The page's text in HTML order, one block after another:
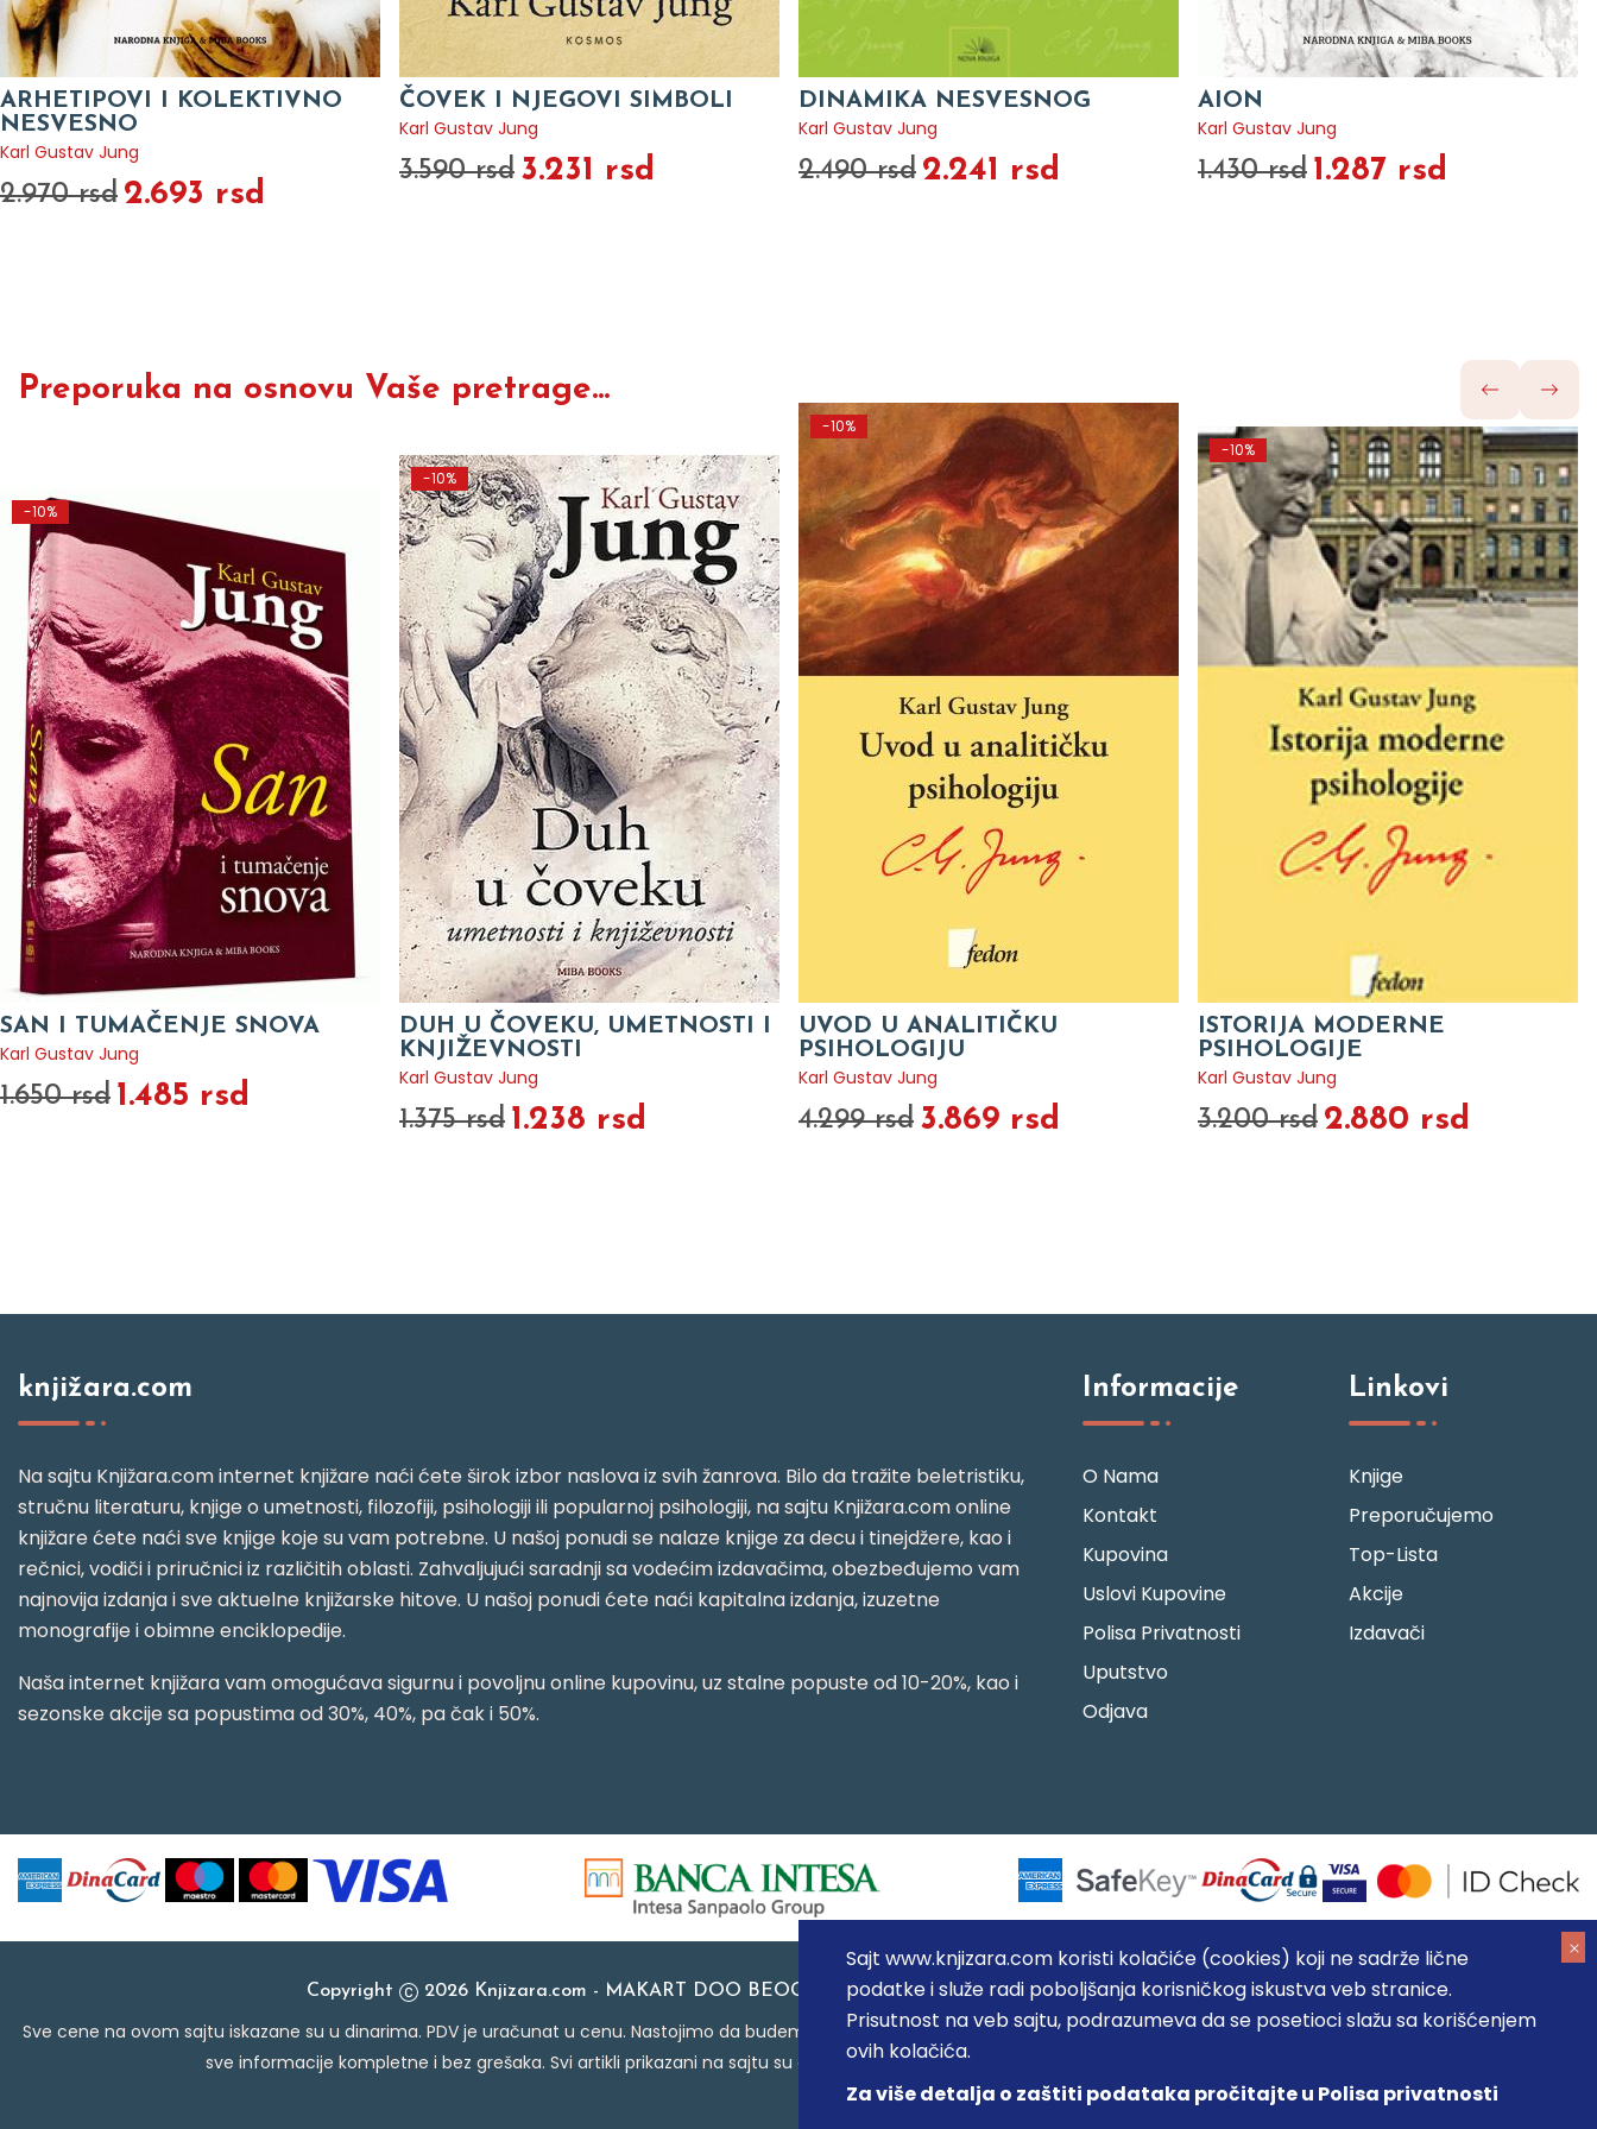
Sajt www.knjizara.com koristi kolačiće (cookies) koji ne sadrže lične
podatke i služe radi poboljšanja korisničkog iskustva veb stranice.
Prisutnost na veb sajtu, podrazumeva da se posetioci slažu sa korišćenjem
ovih kolačića.
Za više detalja o zaštiti podataka pročitajte u Polisa privatnosti
ARHETIPOVI I KOLEKTIVNO
NESVESNO
Karl Gustav Jung
2.970 rsd 2.693 rsd
ČOVEK I NJEGOVI SIMBOLI
Karl Gustav Jung
3.590 rsd 3.231 rsd
DINAMIKA NESVESNOG
Karl Gustav Jung
2.490 rsd 2.241 rsd
AION
Karl Gustav Jung
1.430 rsd 1.287 rsd
Preporuka na osnovu Vaše pretrage...
-10%
SAN I TUMAČENJE SNOVA
Karl Gustav Jung
1.650 rsd 1.485 rsd
-10%
DUH U ČOVEKU, UMETNOSTI I
KNJIŽEVNOSTI
Karl Gustav Jung
1.375 rsd 1.238 rsd
-10%
UVOD U ANALITIČKU
PSIHOLOGIJU
Karl Gustav Jung
4.299 rsd 3.869 rsd
-10%
ISTORIJA MODERNE
PSIHOLOGIJE
Karl Gustav Jung
3.200 rsd 2.880 rsd
knjižara.com
Na sajtu Knjižara.com internet knjižare naći ćete širok izbor naslova iz svih žanrova. Bilo da tražite beletristiku,
stručnu literaturu, knjige o umetnosti, filozofiji, psihologiji ili popularnoj psihologiji, na sajtu Knjižara.com online
knjižare ćete naći sve knjige koje su vam potrebne. U našoj ponudi se nalaze knjige za decu i tinejdžere, kao i
rečnici, vodiči i priručnici iz različitih oblasti. Zahvaljujući saradnji sa vodećim izdavačima, obezbeđujemo vam
najnovija izdanja i sve aktuelne knjižarske hitove. U našoj ponudi ćete naći kapitalna izdanja, izuzetne
monografije i obimne enciklopedije.
Naša internet knjižara vam omogućava sigurnu i povoljnu online kupovinu, uz stalne popuste od 10-20%, kao i
sezonske akcije sa popustima od 30%, 40%, pa čak i 50%.
Informacije
O Nama
Kontakt
Kupovina
Uslovi Kupovine
Polisa Privatnosti
Uputstvo
Odjava
Linkovi
Knjige
Preporučujemo
Top-Lista
Akcije
Izdavači
Copyright 2026 Knjizara.com - MAKART DOO BEOGRAD (NOVI BEOGRAD), PIB: 105184104, MB: 20337524
Sve cene na ovom sajtu iskazane su u dinarima. PDV je uračunat u cenu. Nastojimo da budemo što precizniji u opisu proizvoda, prikazu slika i samih cena, ali ne možemo garantovati da su
sve informacije kompletne i bez grešaka. Svi artikli prikazani na sajtu su deo naše ponude i ne podrazumeva da su dostupni u svakom trenutku.